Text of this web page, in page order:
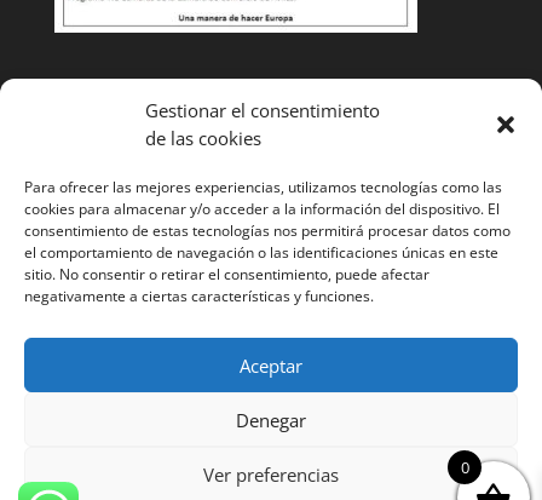
Gestionar el consentimiento
de las cookies
Para ofrecer las mejores experiencias, utilizamos tecnologías como las
cookies para almacenar y/o acceder a la información del dispositivo. El
consentimiento de estas tecnologías nos permitirá procesar datos como
el comportamiento de navegación o las identificaciones únicas en este
sitio. No consentir o retirar el consentimiento, puede afectar
negativamente a ciertas características y funciones.
Aceptar
Denegar
Ver preferencias
Condiciones de venta
Cambios y devoluciones
Envíos
¿Tienes alguna duda? Llámanos y te ayudaremos985
52 11 53
los derechos reservados. ©
0